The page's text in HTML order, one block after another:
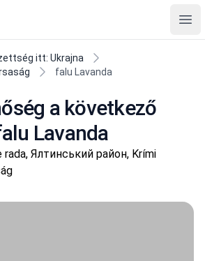
itt: Ukrajna
falu Lavanda
a következő
Lavanda
Ялтинський район, Krími